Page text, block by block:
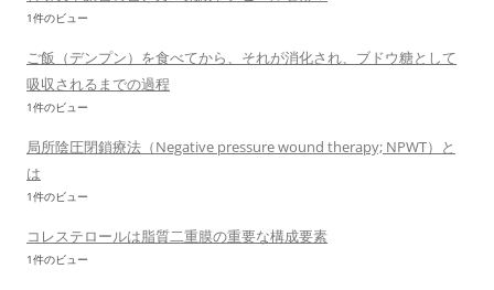
1件のビュー
ご飯（デンプン）を食べてから、それが消化され、ブドウ糖として
吸収されるまでの過程
1件のビュー
局所陰圧閉鎖療法（Negative pressure wound therapy; NPWT）と
は
1件のビュー
コレステロールは脂質二重膜の重要な構成要素
1件のビュー